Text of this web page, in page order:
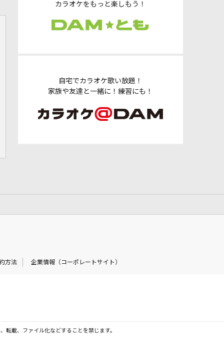
カラオケをもっと楽しもう！
自宅でカラオケ歌い放題！
家族や友達と一緒に！練習にも！
方法 企業情報（コーポレートサイト）
転載、ファイル化などすることを禁じます。